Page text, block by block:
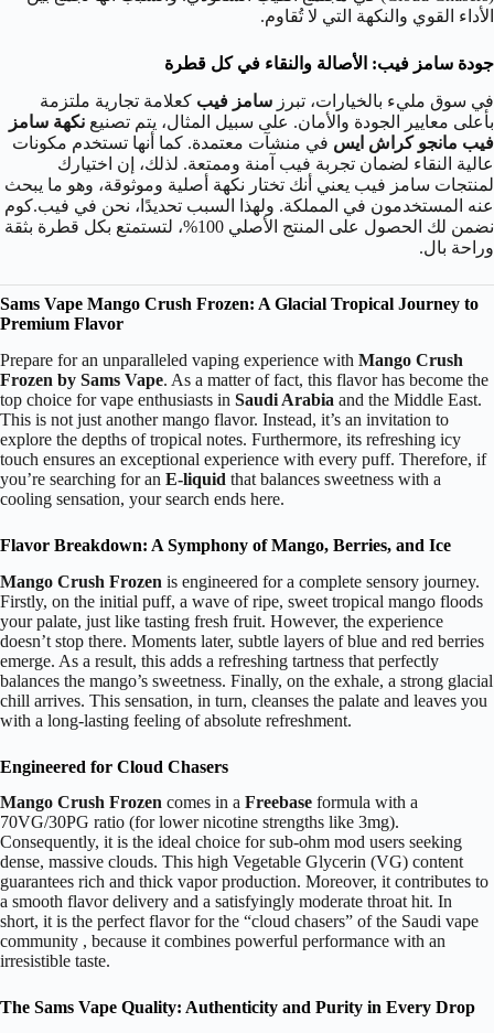
الأداء القوي والنكهة التي لا تُقاوم.
جودة سامز فيب: الأصالة والنقاء في كل قطرة
في سوق مليء بالخيارات، تبرز سامز فيب كعلامة تجارية ملتزمة
بأعلى معايير الجودة والأمان. على سبيل المثال، يتم تصنيع نكهة سامز
فيب مانجو كراش ايس في منشآت معتمدة. كما أنها تستخدم مكونات
عالية النقاء لضمان تجربة فيب آمنة وممتعة. لذلك، إن اختيارك
لمنتجات سامز فيب يعني أنك تختار نكهة أصلية وموثوقة، وهو ما يبحث
عنه المستخدمون في المملكة. ولهذا السبب تحديدًا، نحن في فيب.كوم
نضمن لك الحصول على المنتج الأصلي 100%، لتستمتع بكل قطرة بثقة
وراحة بال.
Sams Vape Mango Crush Frozen: A Glacial Tropical Journey to
Premium Flavor
Prepare for an unparalleled vaping experience with Mango Crush
Frozen by Sams Vape. As a matter of fact, this flavor has become the
top choice for vape enthusiasts in Saudi Arabia and the Middle East.
This is not just another mango flavor. Instead, it’s an invitation to
explore the depths of tropical notes. Furthermore, its refreshing icy
touch ensures an exceptional experience with every puff. Therefore, if
you’re searching for an E-liquid that balances sweetness with a
cooling sensation, your search ends here.
Flavor Breakdown: A Symphony of Mango, Berries, and Ice
Mango Crush Frozen is engineered for a complete sensory journey.
Firstly, on the initial puff, a wave of ripe, sweet tropical mango floods
your palate, just like tasting fresh fruit. However, the experience
doesn’t stop there. Moments later, subtle layers of blue and red berries
emerge. As a result, this adds a refreshing tartness that perfectly
balances the mango’s sweetness. Finally, on the exhale, a strong glacial
chill arrives. This sensation, in turn, cleanses the palate and leaves you
with a long-lasting feeling of absolute refreshment.
Engineered for Cloud Chasers
Mango Crush Frozen comes in a Freebase formula with a
70VG/30PG ratio (for lower nicotine strengths like 3mg).
Consequently, it is the ideal choice for sub-ohm mod users seeking
dense, massive clouds. This high Vegetable Glycerin (VG) content
guarantees rich and thick vapor production. Moreover, it contributes to
a smooth flavor delivery and a satisfyingly moderate throat hit. In
short, it is the perfect flavor for the “cloud chasers” of the Saudi vape
community , because it combines powerful performance with an
irresistible taste.
The Sams Vape Quality: Authenticity and Purity in Every Drop